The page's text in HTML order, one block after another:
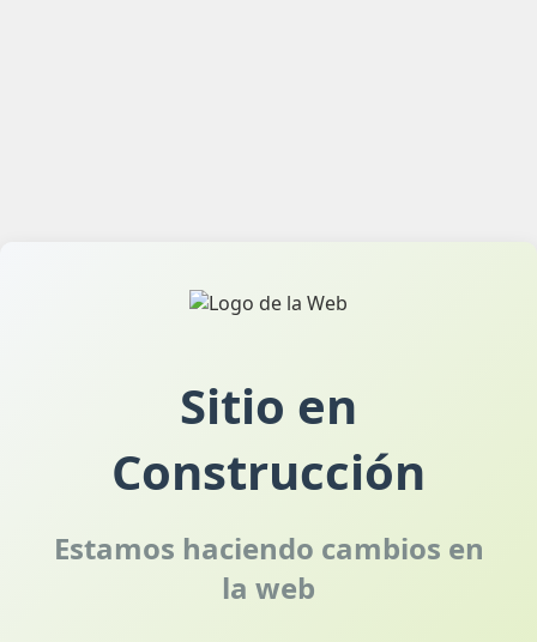
Sitio en
Construcción
Estamos haciendo cambios en
la web